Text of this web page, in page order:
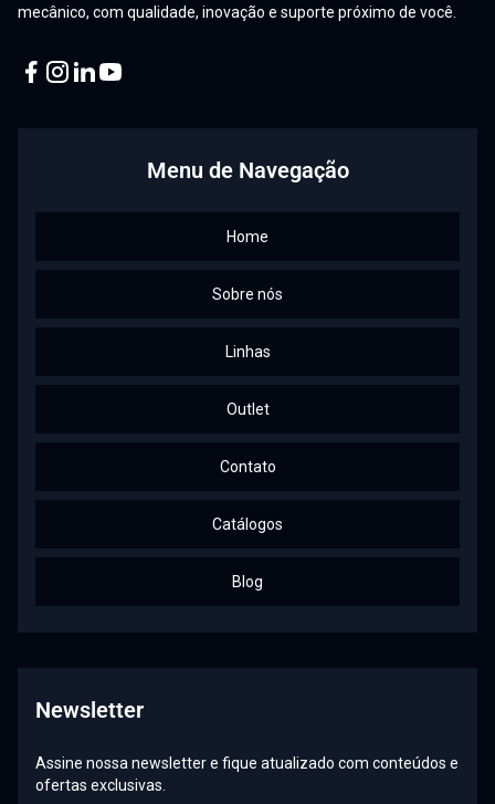
mecânico, com qualidade, inovação e suporte próximo de você.
Menu de Navegação
Home
Sobre nós
Linhas
Outlet
Contato
Catálogos
Blog
Newsletter
Assine nossa newsletter e fique atualizado com conteúdos e
ofertas exclusivas.